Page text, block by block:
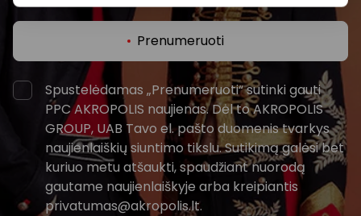
Prenumeruoti
Spustelėdamas „Prenumeruoti“ sutinki gauti
PPC AKROPOLIS naujienas. Dėl to AKROPOLIS
GROUP, UAB Tavo el. pašto duomenis tvarkys
naujienlaiškių siuntimo tikslu. Sutikimą galėsi bet
kuriuo metu atšaukti, spaudžiant nuorodą
gautame naujienlaiškyje arba kreipiantis
privatumas@akropolis.lt.